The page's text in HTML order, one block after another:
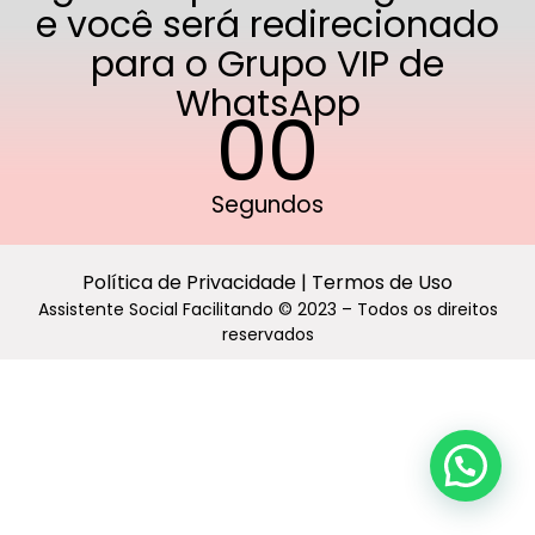
e você será redirecionado
para o Grupo VIP de
WhatsApp
00
Segundos
Política de Privacidade | Termos de Uso
Assistente Social Facilitando © 2023 – Todos os direitos
reservados